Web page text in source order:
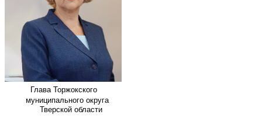
Глава Торжокского
муниципального округа
Тверской области